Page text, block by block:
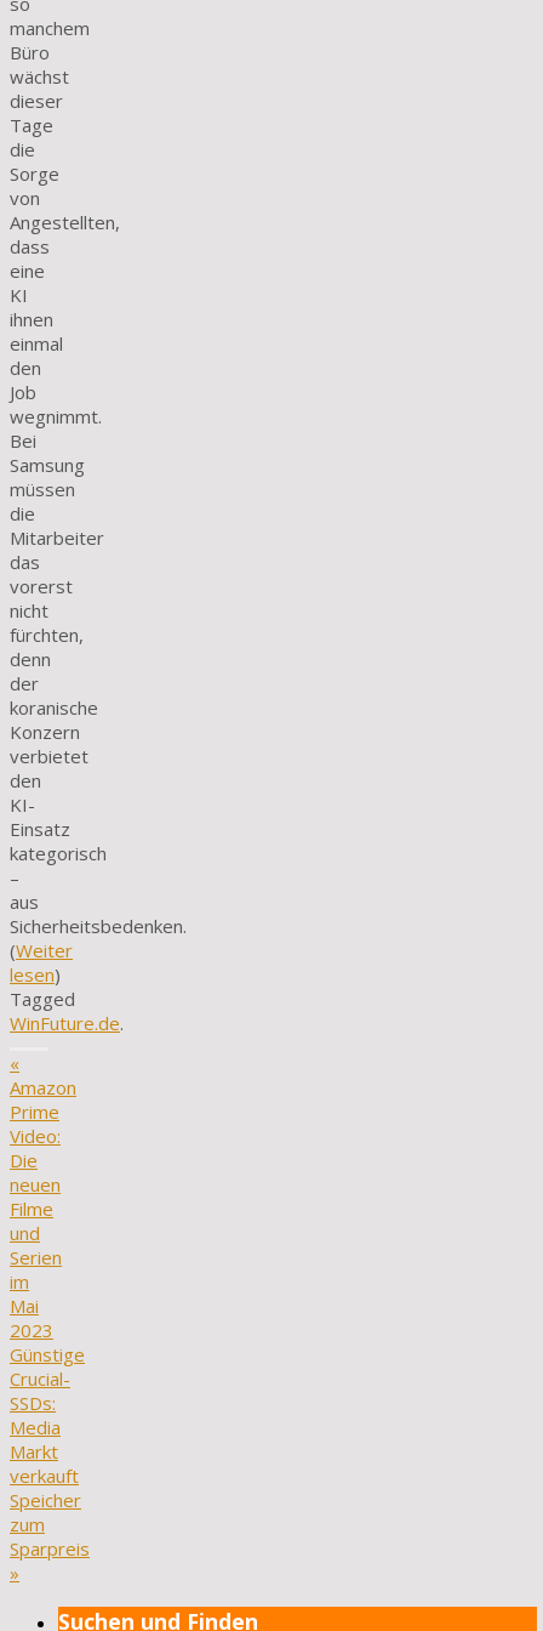
manchem
Büro
wächst
dieser
Tage
die
Sorge
von
Angestellten,
dass
eine
KI
ihnen
einmal
den
Job
wegnimmt.
Bei
Samsung
müssen
die
Mitarbeiter
das
vorerst
nicht
fürchten,
denn
der
koranische
Konzern
verbietet
den
KI-
Einsatz
kategorisch
–
aus
Sicherheitsbedenken.
(Weiter
lesen)
Tagged
WinFuture.de.
«
Amazon
Prime
Video:
Die
neuen
Filme
und
Serien
im
Mai
2023
Günstige
Crucial-
SSDs:
Media
Markt
verkauft
Speicher
zum
Sparpreis
»
Suchen und Finden